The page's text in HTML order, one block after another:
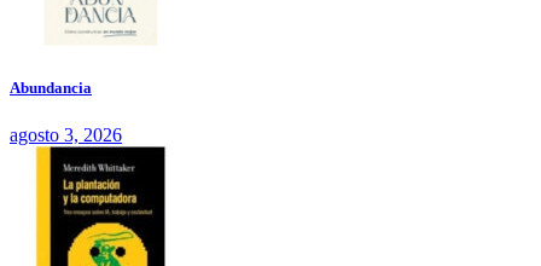
Abundancia
agosto 3, 2026